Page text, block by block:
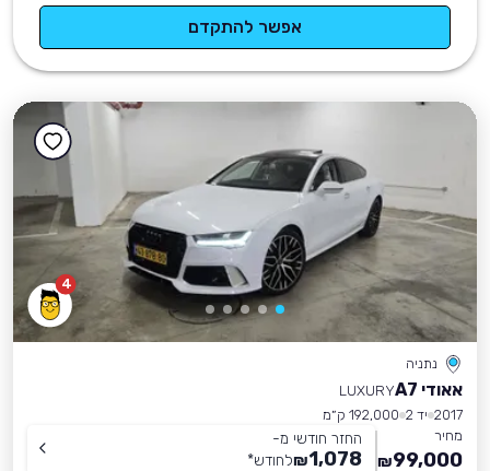
אפשר להתקדם
4
נתניה
אאודי A7
LUXURY
2017 יד 2
192,000 ק״מ
מחיר
99,000
₪
החזר חודשי מ-
1,078
₪לחודש*